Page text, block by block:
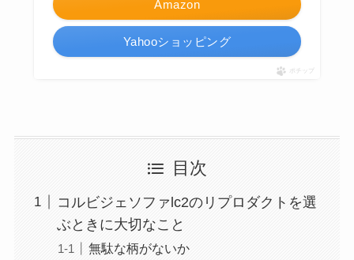
Amazon
Yahooショッピング
ポチップ
目次
コルビジェソファlc2のリプロダクトを選
ぶときに大切なこと
無駄な柄がないか